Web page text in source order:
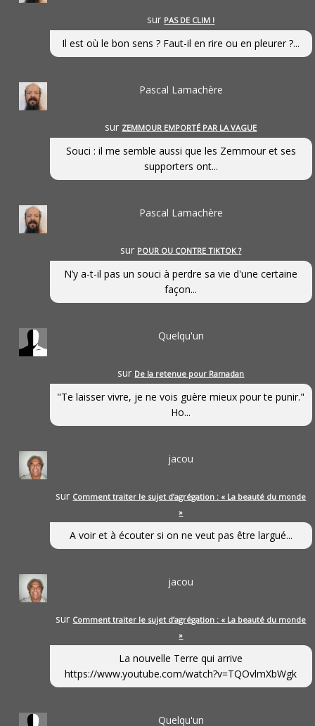
sur PAS DE CLIM !
Il est où le bon sens ? Faut-il en rire ou en pleurer ?...
Pascal Lamachère
sur ZEMMOUR EMPORTÉ PAR LA VAGUE
Souci : il me semble aussi que les Zemmour et ses
supporters ont...
Pascal Lamachère
sur POUR OU CONTRE TIKTOK ?
N’y a-t-il pas un souci à perdre sa vie d'une certaine
façon...
Quelqu'un
sur De la retenue pour Ramadan
"Te laisser vivre, je ne vois guère mieux pour te punir."
Ho...
jacou
sur Comment traiter le sujet d’agrégation : « La beauté du monde
»
A voir et à écouter si on ne veut pas être largué...
jacou
sur Comment traiter le sujet d’agrégation : « La beauté du monde
»
La nouvelle Terre qui arrive
https://www.youtube.com/watch?v=TQOvlmXbWgk
Quelqu'un